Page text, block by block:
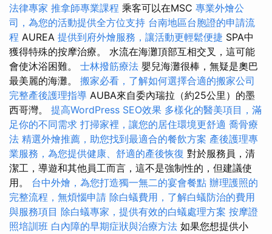
法律專家 推拿師專業課程 乘客可以在MSC 專業外燴公
司，為您的活動提供全方位支持 台南地區台胞證的申請流
程 AUREA 提供到府外燴服務，讓活動更輕鬆便捷 SPA中
獲得特殊的按摩治療。 水流在海灘頂部互相交叉，這可能
會使沐浴困難。 士林撥筋療法 嬰兒海灘很棒，無疑是奧巴
最美麗的海灘。 搬家必看，了解如何選擇合適的搬家公司
完整產後護理指導 AUBA來自委內瑞拉（約25公里）的墨
西哥灣。 提高WordPress SEO效果 多樣化的醫美項目，滿
足你的不同需求 打掃家裡，讓您的居住環境更舒適 喬骨療
法 精選外燴推薦，助您找到最適合的餐飲方案 產後護理專
業服務，為您提供健康、舒適的產後恢復 對於服務員，清
潔工，導遊和其他員工而言，這不是強制性的，但建議使
用。 台中外燴，為您打造獨一無二的宴會餐點 辦理護照的
完整流程，無煩惱申請 除白蟻費用，了解白蟻防治的費用
與服務項目 除白蟻專家，提供有效的白蟻處理方案 按摩證
照培訓班 白內障的早期症狀與治療方法 如果您想提供小